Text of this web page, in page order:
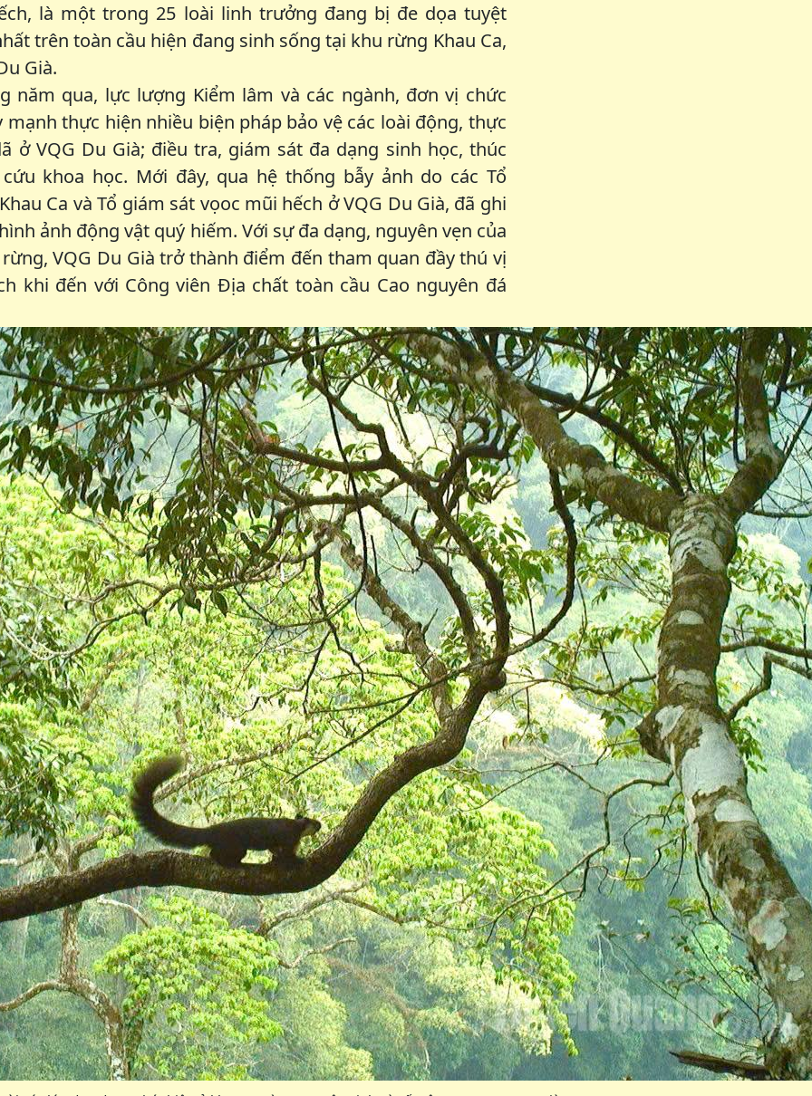
là một trong 25 loài linh trưởng đang bị đe dọa tuyệt
trên toàn cầu hiện đang sinh sống tại khu rừng Khau Ca,
Già.
năm qua, lực lượng Kiểm lâm và các ngành, đơn vị chức
mạnh thực hiện nhiều biện pháp bảo vệ các loài động, thực
ở VQG Du Già; điều tra, giám sát đa dạng sinh học, thúc
khoa học. Mới đây, qua hệ thống bẫy ảnh do các Tổ
Ca và Tổ giám sát vọoc mũi hếch ở VQG Du Già, đã ghi
ảnh động vật quý hiếm. Với sự đa dạng, nguyên vẹn của
VQG Du Già trở thành điểm đến tham quan đầy thú vị
khi đến với Công viên Địa chất toàn cầu Cao nguyên đá